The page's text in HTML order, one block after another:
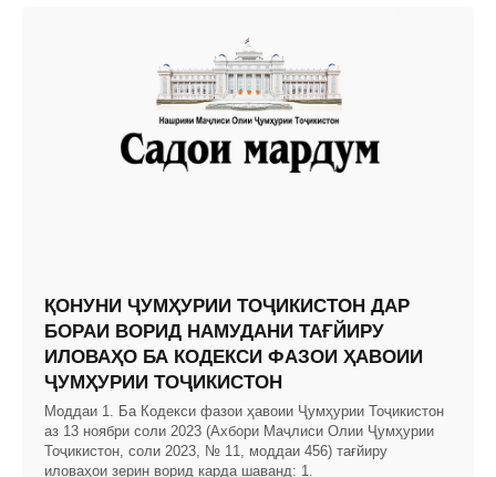
ҚОНУНИ ҶУМҲУРИИ ТОҶИКИСТОН ДАР
БОРАИ ВОРИД НАМУДАНИ ТАҒЙИРУ
ИЛОВАҲО БА КОДЕКСИ ФАЗОИ ҲАВОИИ
ҶУМҲУРИИ ТОҶИКИСТОН
Моддаи 1. Ба Кодекси фазои ҳавоии Ҷумҳурии Тоҷикистон
аз 13 ноябри соли 2023 (Ахбори Маҷлиси Олии Ҷумҳурии
Тоҷикистон, соли 2023, № 11, моддаи 456) тағйиру
иловаҳои зерин ворид карда шаванд: 1.